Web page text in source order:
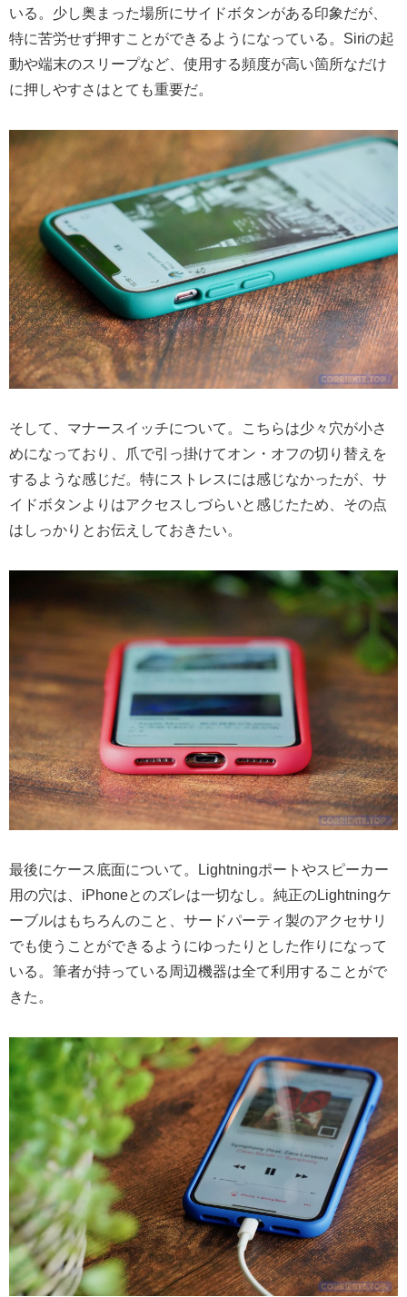
いる。少し奥まった場所にサイドボタンがある印象だが、
特に苦労せず押すことができるようになっている。Siriの起
動や端末のスリープなど、使用する頻度が高い箇所なだけ
に押しやすさはとても重要だ。
そして、マナースイッチについて。こちらは少々穴が小さ
めになっており、爪で引っ掛けてオン・オフの切り替えを
するような感じだ。特にストレスには感じなかったが、サ
イドボタンよりはアクセスしづらいと感じたため、その点
はしっかりとお伝えしておきたい。
最後にケース底面について。Lightningポートやスピーカー
用の穴は、iPhoneとのズレは一切なし。純正のLightningケ
ーブルはもちろんのこと、サードパーティ製のアクセサリ
でも使うことができるようにゆったりとした作りになって
いる。筆者が持っている周辺機器は全て利用することがで
きた。